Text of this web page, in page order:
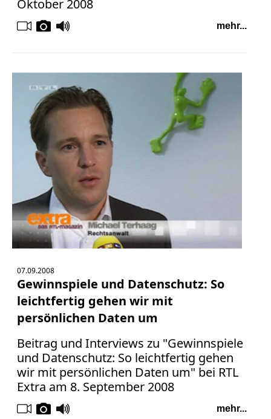
Oktober 2008
mehr...
07.09.2008
Gewinnspiele und Datenschutz: So
leichtfertig gehen wir mit
persönlichen Daten um
Beitrag und Interviews zu "Gewinnspiele
und Datenschutz: So leichtfertig gehen
wir mit persönlichen Daten um" bei RTL
Extra am 8. September 2008
mehr...